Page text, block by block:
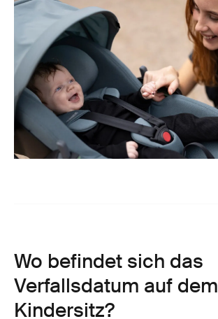
Wo befindet sich das
Verfallsdatum auf dem
Kindersitz?